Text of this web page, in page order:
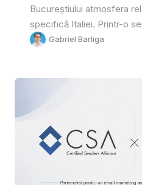
Bucureștiului atmosfera
specifică Italiei. Printr-o
Gabriel Barliga